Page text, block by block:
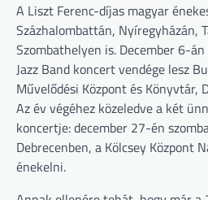
A Liszt Ferenc-díjas magyar
Százhalombattán, Nyíregyházán,
Szombathelyen is. December 6-
Jazz Band koncert vendége lesz
Művelődési Központ és Könyvtár,
Az év végéhez közeledve a két
koncertje: december 27-én
Debrecenben, a Kölcsey Központ
énekelni.